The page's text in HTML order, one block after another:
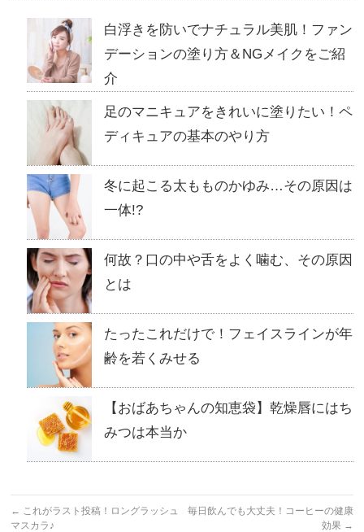
白浮きを防いでナチュラル美肌！ファン
デーションの塗り方＆NGメイクをご紹
介
足のマニキュアをきれいに塗りたい！ペ
ディキュアの基本のやり方
冬に起こる太もものかゆみ…その原因は
一体!?
何故？口の中や舌をよく噛む、その原因
とは
たったこれだけで！フェイスラインが年
齢を若くみせる
【おばあちゃんの知恵袋】乾燥唇にはち
みつは本当か
← これがラスト投稿！ロングラッシュ
マスカラ♪
毎日飲んでも大丈夫！コーヒーの健康
効果 →